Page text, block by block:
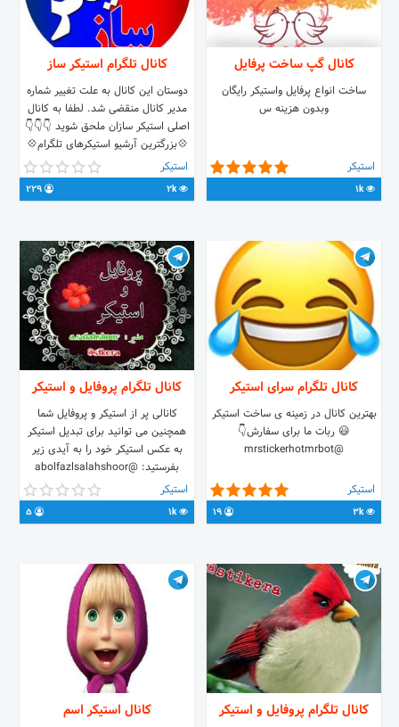
کانال گپ ساخت پرفایل
ساخت انواع پرفایل واستیکر رایگان
وبدون هزینه س
استیکر
1k
کانال تلگرام استیکر ساز
دوستان این کانال به علت تغییر شماره
مدیر کانال منقضی شد. لطفا به کانال
اصلی استیکر سازان ملحق شوید 👇👇👇
💠بزرگترین آرشیو استیکرهای تلگرام💠
AAAAAFBjG5i0PHW7bFG0XQ
استیکر
2k
کانال تلگرام سرای استیکر
بهترین کانال در زمینه ی ساخت استیکر
😃 ربات ما برای سفارش👇
@mrstickerhotmrbot
استیکر
3k
کانال تلگرام پروفایل و استیکر
کانالی پر از استیکر و پروفایل شما
همچنین می توانید برای تبدیل استیکر
به عکس استیکر خود را به آیدی زیر
بفرستید: @abolfazlsalahshoor
استیکر
1k
کانال تلگرام پروفایل و استیکر کانال استیکر اسم